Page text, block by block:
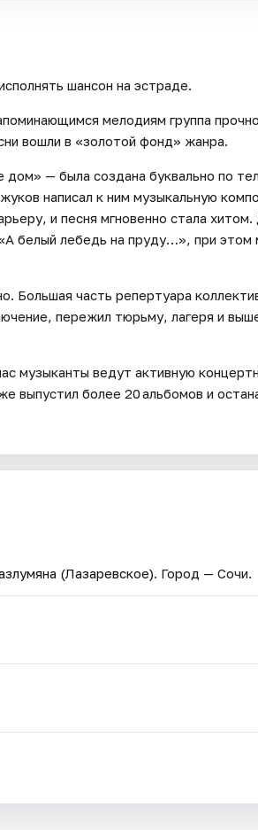
шансон на эстраде.
мелодиям группа прочно
вошли в «золотой фонд» жанра.
— была создана буквально по
написал к ним музыкальную
и песня мгновенно стала хитом.
белый лебедь на пруду…», при этом
Большая часть репертуара
пережил тюрьму, лагеря и
музыканты ведут активную
выпустил более 20 альбомов и
(Лазаревское). Город — Сочи.